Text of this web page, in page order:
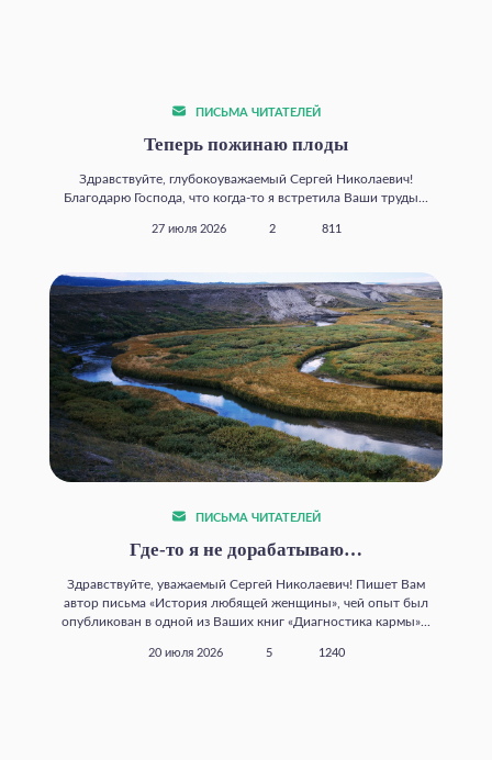
ПИСЬМА ЧИТАТЕЛЕЙ
Теперь пожинаю плоды
Здравствуйте, глубокоуважаемый Сергей Николаевич!
Благодарю Господа, что когда‑то я встретила Ваши труды...
27 июля 2026 2 811
ПИСЬМА ЧИТАТЕЛЕЙ
Где‑то я не дорабатываю…
Здравствуйте, уважаемый Сергей Николаевич! Пишет Вам
автор письма «История любящей женщины», чей опыт был
опубликован в одной из Ваших книг «Диагностика кармы»...
20 июля 2026 5 1240